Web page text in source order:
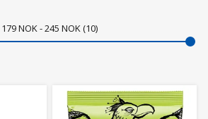
179NOK 245 NOK 10